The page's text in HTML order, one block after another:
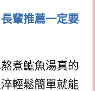
長輩推薦一定要
煮鱸魚湯真的
輕鬆簡單就能